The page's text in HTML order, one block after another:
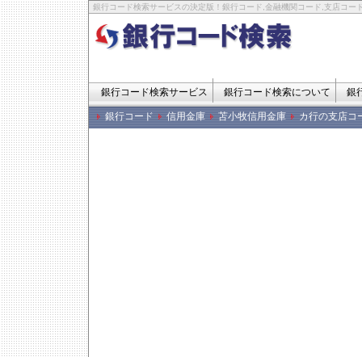
銀行コード検索サービスの決定版！銀行コード,金融機関コード,支店コー
銀行コード検索サービス 銀行コード検索について 銀
銀行コード 信用金庫 苫小牧信用金庫 カ行の支店コ